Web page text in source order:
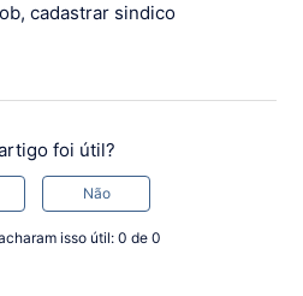
cadastrar sindico
foi útil?
Não
isso útil: 0 de 0